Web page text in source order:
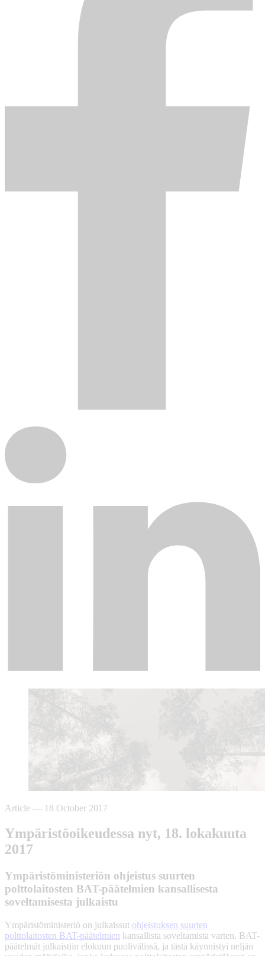
Article — 18 October 2017
Ympäristöoikeudessa nyt, 18. lokakuuta
2017
Ympäristöministeriön ohjeistus suurten
polttolaitosten BAT-päätelmien kansallisesta
soveltamisesta julkaistu
Ympäristöministeriö on julkaissut ohjeistuksen suurten
polttolaitosten BAT-päätelmien kansallista soveltamista varten. BAT-
päätelmät julkaistiin elokuun puolivälissä, ja tästä käynnistyi neljän